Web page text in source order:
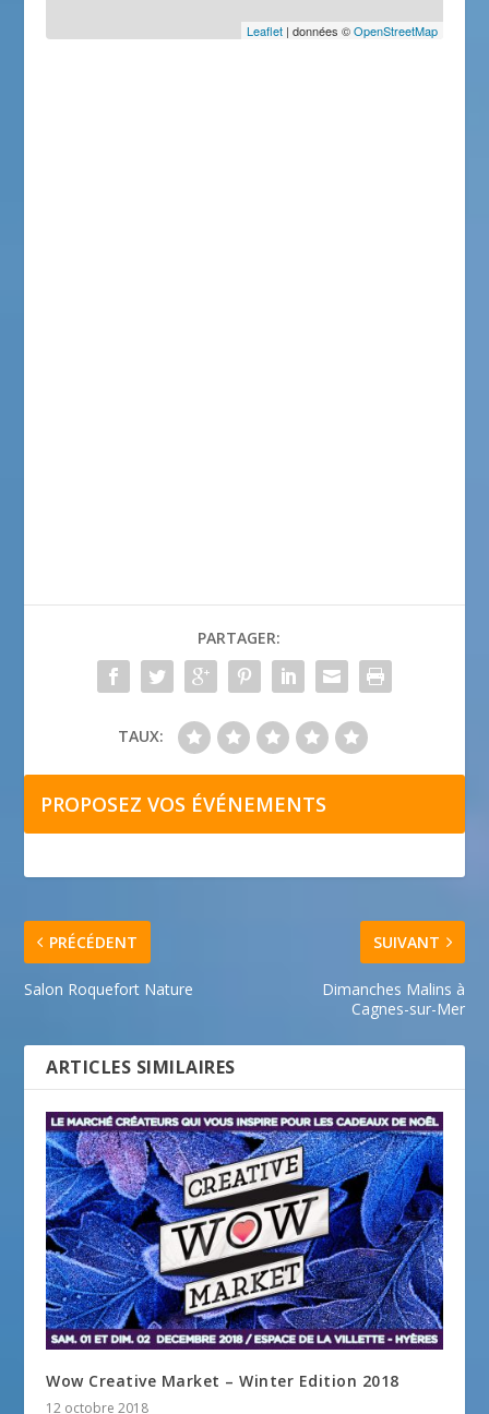
Leaflet| données ©OpenStreetMap
PARTAGER:
TAUX:
PROPOSEZ VOS ÉVÉNEMENTS
PRÉCÉDENT
Salon Roquefort Nature
SUIVANT
Dimanches Malins à
Cagnes-sur-Mer
ARTICLES SIMILAIRES
Wow Creative Market – Winter Edition 2018
12 octobre 2018